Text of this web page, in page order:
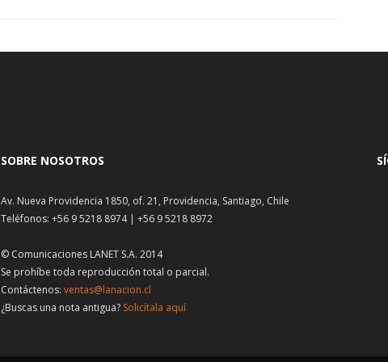
SOBRE NOSOTROS
Av. Nueva Providencia 1850, of. 21, Providencia, Santiago, Chile
Teléfonos: +56 9 5218 8974 | +56 9 5218 8972
© Comunicaciones LANET S.A. 2014
Se prohíbe toda reproducción total o parcial.
Contáctenos: ventas@lanacion.cl
¿Buscas una nota antigua? Solicítala aquí